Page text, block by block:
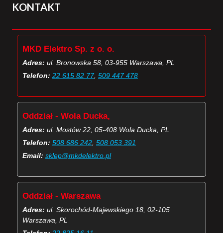
KONTAKT
MKD Elektro Sp. z o. o.
Adres: ul. Bronowska 58, 03-955 Warszawa, PL
Telefon: 22 615 82 77, 509 447 478
Oddział - Wola Ducka,
Adres: ul. Mostów 22, 05-408 Wola Ducka, PL
Telefon: 508 686 242 508 053 391
Email: sklep@mkdelektro.pl
Oddział - Warszawa
Adres: ul. Skorochód-Majewskiego 18, 02-105
Warszawa, PL